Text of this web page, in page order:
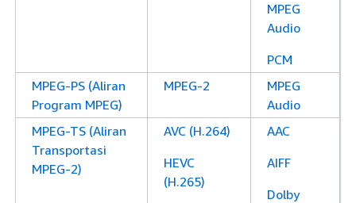
MPEG
Audio
PCM
MPEG-PS (Aliran
Program MPEG)
MPEG-2
MPEG
Audio
MPEG-TS (Aliran
Transportasi
MPEG-2)
AVC (H.264)
HEVC
(H.265)
AAC
AIFF
Dolby